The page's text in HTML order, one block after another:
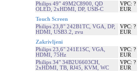
Philips 49" 49M2C8900, QD
OLED, 2xHDMI, DP, USB-C
VPC: ?
EUR
Touch Screen
Philips 23,8" 242B1TC, VGA, DP,
HDMI, USB3.2, zvu
VPC: ?
EUR
Zakrivljeni
Philips 23,6" 241E1SC, VGA,
HDMI, 75Hz
VPC: ?
EUR
Philips 34" 34B2U6603CH,
2xHDMI, TB, RJ45, KVM, WC
VPC: ?
EUR